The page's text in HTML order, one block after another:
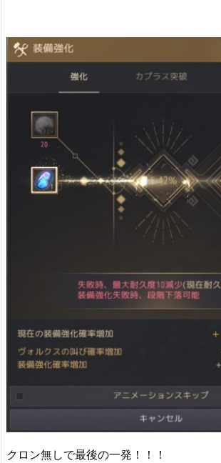
クロン無しで最後の一発！！！